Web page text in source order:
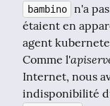
bambino
n'a
étaient en
agent
Comme l'
Internet, nous